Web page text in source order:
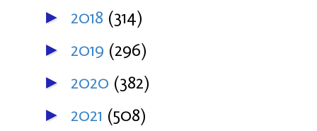
► 2018 (314)
► 2019 (296)
► 2020 (382)
► 2021 (508)